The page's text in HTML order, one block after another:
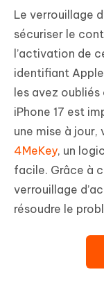
Le verrouillage
sécuriser le
l’activation de
identifiant
les avez
iPhone 17 est
une mise à jour,
4MeKey, un
facile. Grâce à
verrouillage
résoudre le